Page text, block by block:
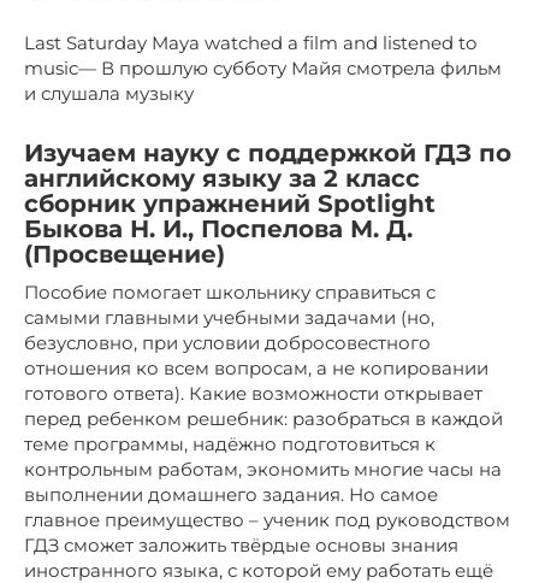
Last Saturday Maya watched a film and listened to
music— В прошлую субботу Майя смотрела фильм
и слушала музыку
Изучаем науку с поддержкой ГДЗ по
английскому языку за 2 класс
сборник упражнений Spotlight
Быкова Н. И., Поспелова М. Д.
(Просвещение)
Пособие помогает школьнику справиться с
самыми главными учебными задачами (но,
безусловно, при условии добросовестного
отношения ко всем вопросам, а не копировании
готового ответа). Какие возможности открывает
перед ребенком решебник: разобраться в каждой
теме программы, надёжно подготовиться к
контрольным работам, экономить многие часы на
выполнении домашнего задания. Но самое
главное преимущество – ученик под руководством
ГДЗ сможет заложить твёрдые основы знания
иностранного языка, с которой ему работать ещё